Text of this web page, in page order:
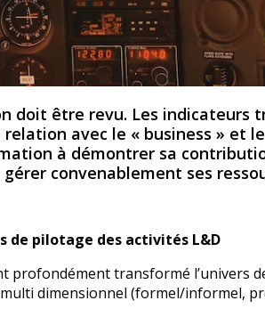
doit être revu. Les indicateurs
avec le « business » et
à démontrer sa
convenablement ses
de pilotage des activités L&D
profondément transformé l’univers
dimensionnel (formel/informel,